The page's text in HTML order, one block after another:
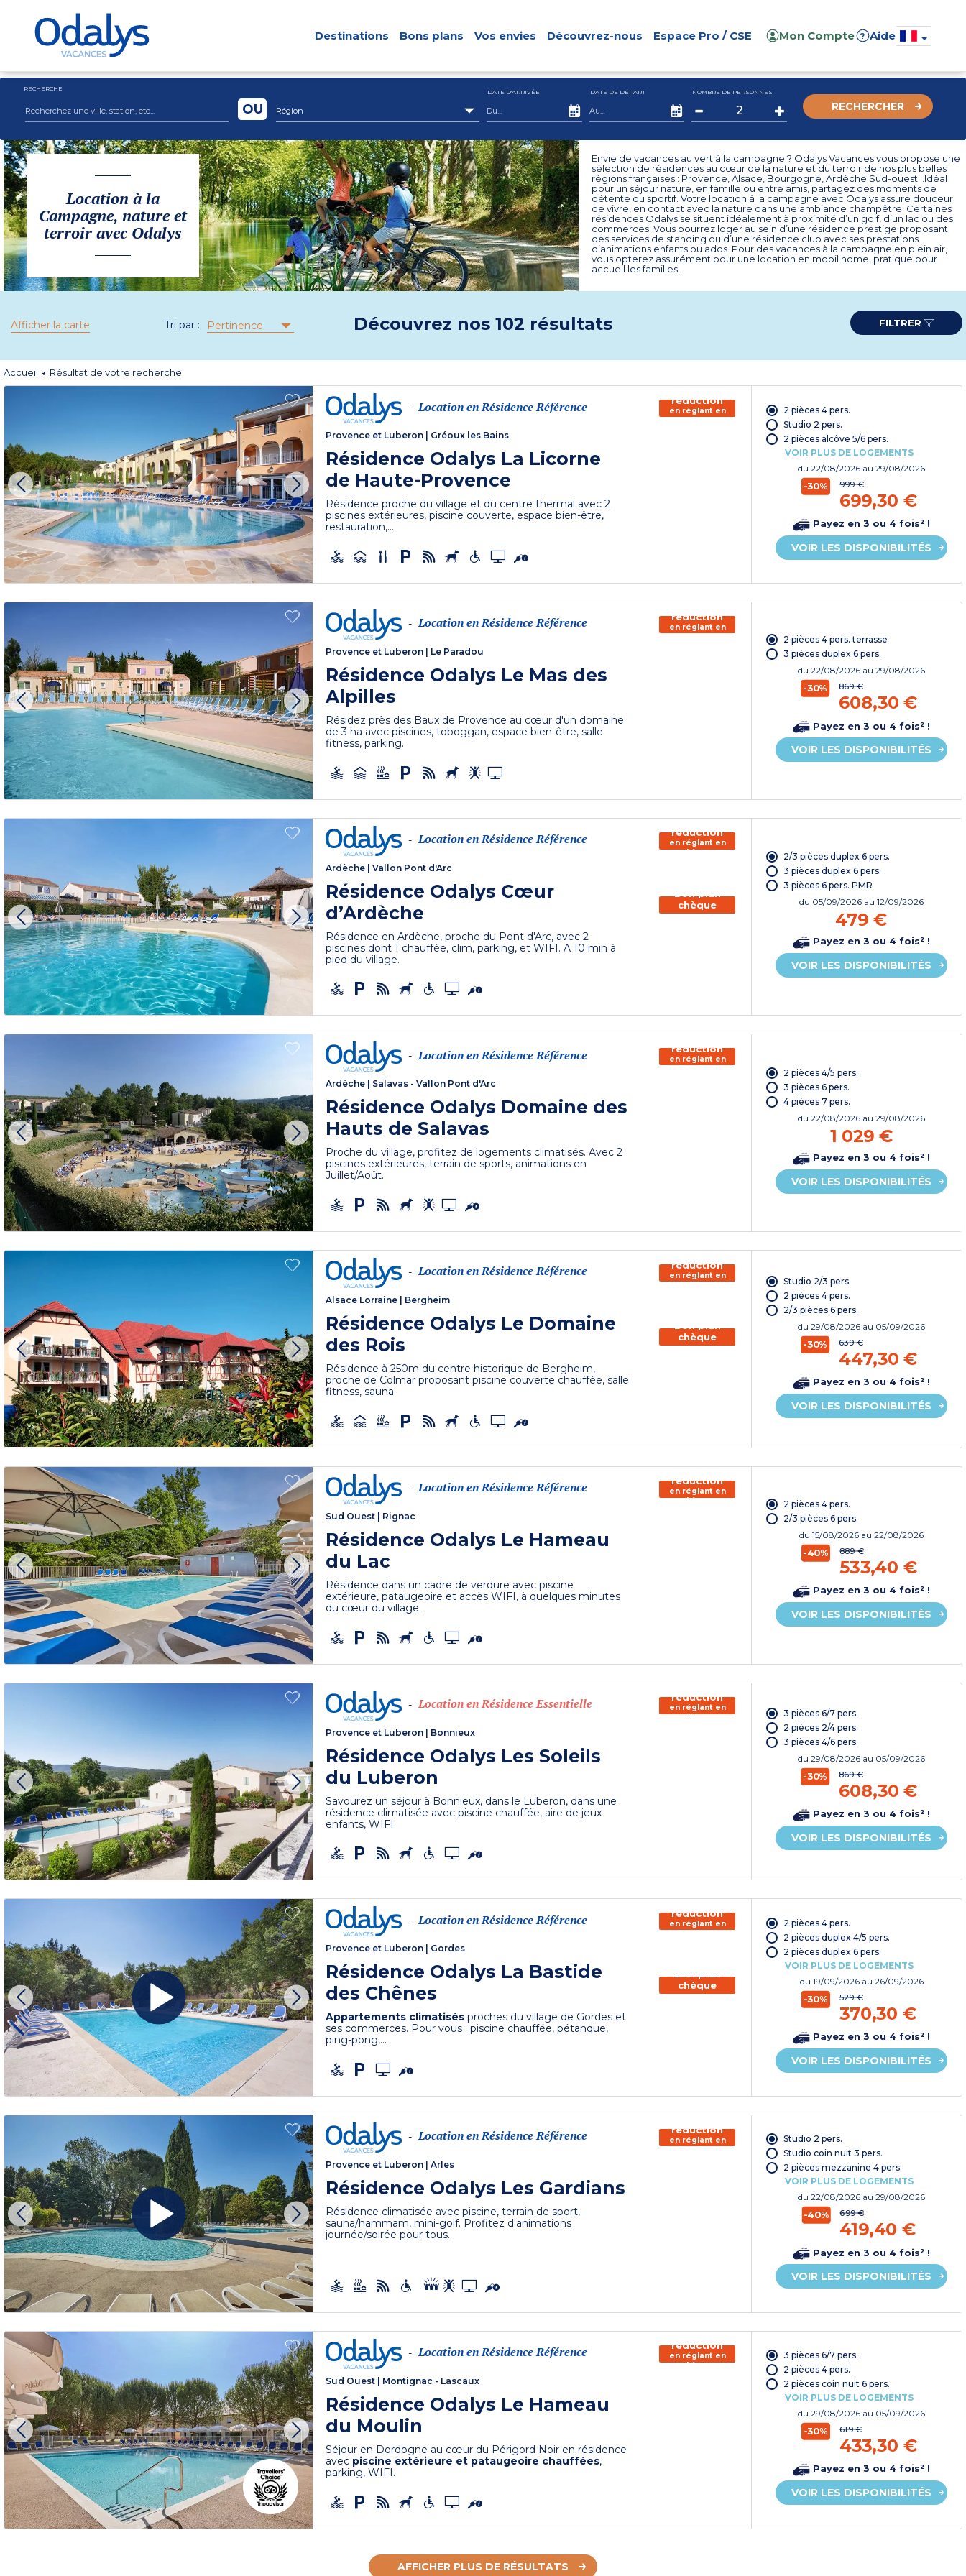
Destinations Bons plans Vos envies Découvrez-nous Espace Pro / CSE Mon Compte ? Aide
RECHERCHE
Région
OU
DATE D'ARRIVÉE DATE DE DÉPART NOMBRE DE PERSONNES
RECHERCHER
Location à la
Campagne, nature et
terroir avec Odalys
Envie de vacances au vert à la campagne ? Odalys Vacances vous propose une
sélection de résidences au cœur de la nature et du terroir de nos plus belles
régions françaises : Provence, Alsace, Bourgogne, Ardèche Sud-ouest…Idéal
pour un séjour nature, en famille ou entre amis, partagez des moments de
détente ou sportif. Votre location à la campagne avec Odalys assure douceur
de vivre, en contact avec la nature dans une ambiance champêtre. Certaines
résidences Odalys se situent idéalement à proximité d’un golf, d’un lac ou des
commerces. Vous pourrez loger au sein d’une résidence prestige proposant
des services de standing ou d’une résidence club avec ses prestations
d’animations enfants ou ados. Pour des vacances à la campagne en plein air,
vous opterez assurément pour une location en mobil home, pratique pour
accueil les familles.
Afficher la carte Tri par : Pertinence Découvrez nos 102 résultats FILTRER
Accueil Résultat de votre recherche
- Location en Résidence Référence
Provence et Luberon Gréoux les Bains
Résidence Odalys La Licorne
de Haute-Provence
Résidence proche du village et du centre thermal avec 2
piscines extérieures, piscine couverte, espace bien-être,
restauration,...
150€ de
réduction
en réglant en
chèque
2 pièces 4 pers.
Studio 2 pers.
2 pièces alcôve 5/6 pers.
VOIR PLUS DE LOGEMENTS
du22/08/2026 au 29/08/2026
-30% 999 €
699,30 €
Payez en 3 ou 4 fois² !
VOIR LES DISPONIBILITÉS
- Location en Résidence Référence
Provence et Luberon Le Paradou
Résidence Odalys Le Mas des
Alpilles
Résidez près des Baux de Provence au cœur d'un domaine
de 3 ha avec piscines, toboggan, espace bien-être, salle
fitness, parking.
150€ de
réduction
en réglant en
chèque
2 pièces 4 pers. terrasse
3 pièces duplex 6 pers.
du22/08/2026 au 29/08/2026
-30% 869 €
608,30 €
Payez en 3 ou 4 fois² !
VOIR LES DISPONIBILITÉS
- Location en Résidence Référence
Ardèche |Vallon Pont d'Arc
Résidence Odalys Cœur
d’Ardèche
Résidence en Ardèche, proche du Pont d'Arc, avec 2
piscines dont 1 chauffée, clim, parking, et WIFI. A 10 min à
pied du village.
150€ de
réduction
en réglant en
chèque
chèque
vacances
2/3 pièces duplex 6 pers.
3 pièces duplex 6 pers.
3 pièces 6 pers. PMR
du 05/09/2026 au 12/09/2026
479 €
Payez en 3 ou 4 fois² !
VOIR LES DISPONIBILITÉS
- Location en Résidence Référence
Ardèche Salavas - Vallon Pont d'Arc
Résidence Odalys Domaine des
Hauts de Salavas
Proche du village, profitez de logements climatisés. Avec 2
piscines extérieures, terrain de sports, animations en
Juillet/Août.
150€ de
réduction
en réglant en
chèque
2 pièces 4/5 pers.
3 pièces 6 pers.
4 pièces 7 pers.
du22/08/2026 au 29/08/2026
1 029 €
Payez en 3 ou 4 fois² !
VOIR LES DISPONIBILITÉS
- Location en Résidence Référence
Alsace Lorraine Bergheim
Résidence Odalys Le Domaine
des Rois
Résidence à 250m du centre historique de Bergheim,
proche de Colmar proposant piscine couverte chauffée, salle
fitness, sauna.
150€ de
réduction
en réglant en
chèque
Bon plan
chèque
vacances
Studio 2/3 pers.
2 pièces 4 pers.
2/3 pièces 6 pers.
du29/08/2026 au 05/09/2026
-30% 639 €
447,30 €
Payez en 3 ou 4 fois² !
VOIR LES DISPONIBILITÉS
- Location en Résidence Référence
Sud Ouest Rignac
Résidence Odalys Le Hameau
du Lac
Résidence dans un cadre de verdure avec piscine
extérieure, pataugeoire et accès WIFI, à quelques minutes
du cœur du village.
150€ de
réduction
en réglant en
chèque
2 pièces 4 pers.
2/3 pièces 6 pers.
du15/08/2026 au 22/08/2026
-40% 889 €
533,40 €
Payez en 3 ou 4 fois² !
VOIR LES DISPONIBILITÉS
- Location en Résidence Essentielle
Provence et Luberon | Bonnieux
Résidence Odalys Les Soleils
du Luberon
Savourez un séjour à Bonnieux, dans le Luberon, dans une
résidence climatisée avec piscine chauffée, aire de jeux
enfants, WIFI.
150€ de
réduction
en réglant en
chèque
3 pièces 6/7 pers.
2 pièces 2/4 pers.
3 pièces 4/6 pers.
du29/08/2026 au 05/09/2026
-30% 869 €
608,30 €
Payez en 3 ou 4 fois² !
VOIR LES DISPONIBILITÉS
- Location en Résidence Référence
Provence et Luberon Gordes
Résidence Odalys La Bastide
des Chênes
Appartements climatisés proches du village de Gordes et
ses commerces. Pour vous : piscine chauffée, pétanque,
ping-pong,...
150€ de
réduction
en réglant en
chèque
Bon plan
chèque
vacances
2 pièces 4 pers.
2 pièces duplex 4/5 pers.
2 pièces duplex 6 pers.
VOIR PLUS DE LOGEMENTS
du 19/09/2026 au 26/09/2026
-30% 529 €
370,30 €
Payez en 3 ou 4 fois² !
VOIR LES DISPONIBILITÉS
- Location en Résidence Référence
Provence et Luberon |Arles
Résidence Odalys Les Gardians
Résidence climatisée avec piscine, terrain de sport,
sauna/hammam, mini-golf. Profitez d'animations
journée/soirée pour tous.
150€ de
réduction
en réglant en
chèque
Studio 2 pers.
Studio coin nuit 3 pers.
2 pièces mezzanine 4 pers.
VOIR PLUS DE LOGEMENTS
du22/08/2026 au 29/08/2026
-40% 699 €
419,40 €
Payez en 3 ou 4 fois² !
VOIR LES DISPONIBILITÉS
- Location en Résidence Référence
Sud Ouest Montignac - Lascaux
Résidence Odalys Le Hameau
du Moulin
Séjour en Dordogne au cœur du Périgord Noir en résidence
avec piscine extérieure et pataugeoire chauffées,
parking, WIFI.
150€ de
réduction
en réglant en
chèque
3 pièces 6/7 pers.
2 pièces 4 pers.
2 pièces coin nuit 6 pers.
VOIR PLUS DE LOGEMENTS
du29/08/2026 au 05/09/2026
-30% 619 €
433,30 €
Payez en 3 ou 4 fois² !
VOIR LES DISPONIBILITÉS
AFFICHER PLUS DE RÉSULTATS